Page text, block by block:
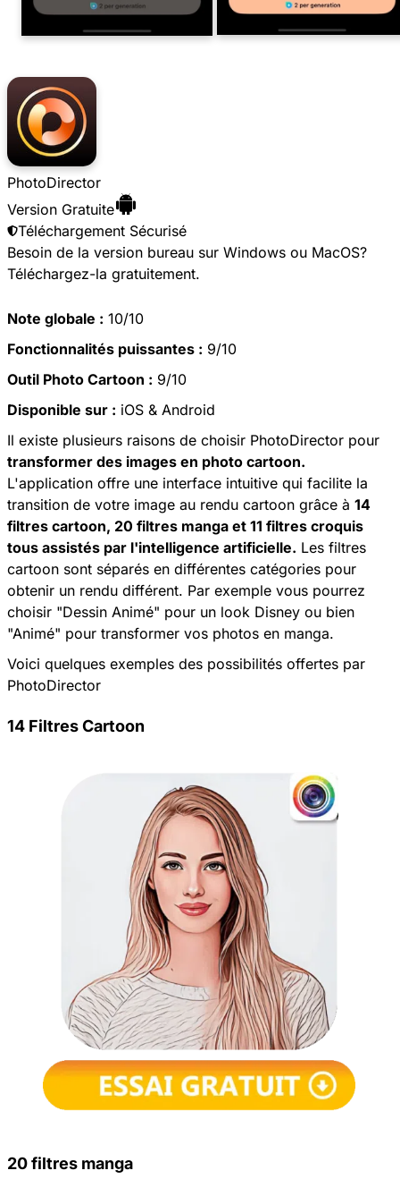
PhotoDirector
Version Gratuite
Téléchargement Sécurisé
Besoin de la version bureau sur Windows ou MacOS?
Téléchargez-la gratuitement.
Note globale : 10/10
Fonctionnalités puissantes : 9/10
Outil Photo Cartoon : 9/10
Disponible sur : iOS & Android
Il existe plusieurs raisons de choisir PhotoDirector pour
transformer des images en photo cartoon.
L'application offre une interface intuitive qui facilite la
transition de votre image au rendu cartoon grâce à 14
filtres cartoon, 20 filtres manga et 11 filtres croquis
tous assistés par l'intelligence artificielle. Les filtres
cartoon sont séparés en différentes catégories pour
obtenir un rendu différent. Par exemple vous pourrez
choisir "Dessin Animé" pour un look Disney ou bien
"Animé" pour transformer vos photos en manga.
Voici quelques exemples des possibilités offertes par
PhotoDirector
14 Filtres Cartoon
20 filtres manga